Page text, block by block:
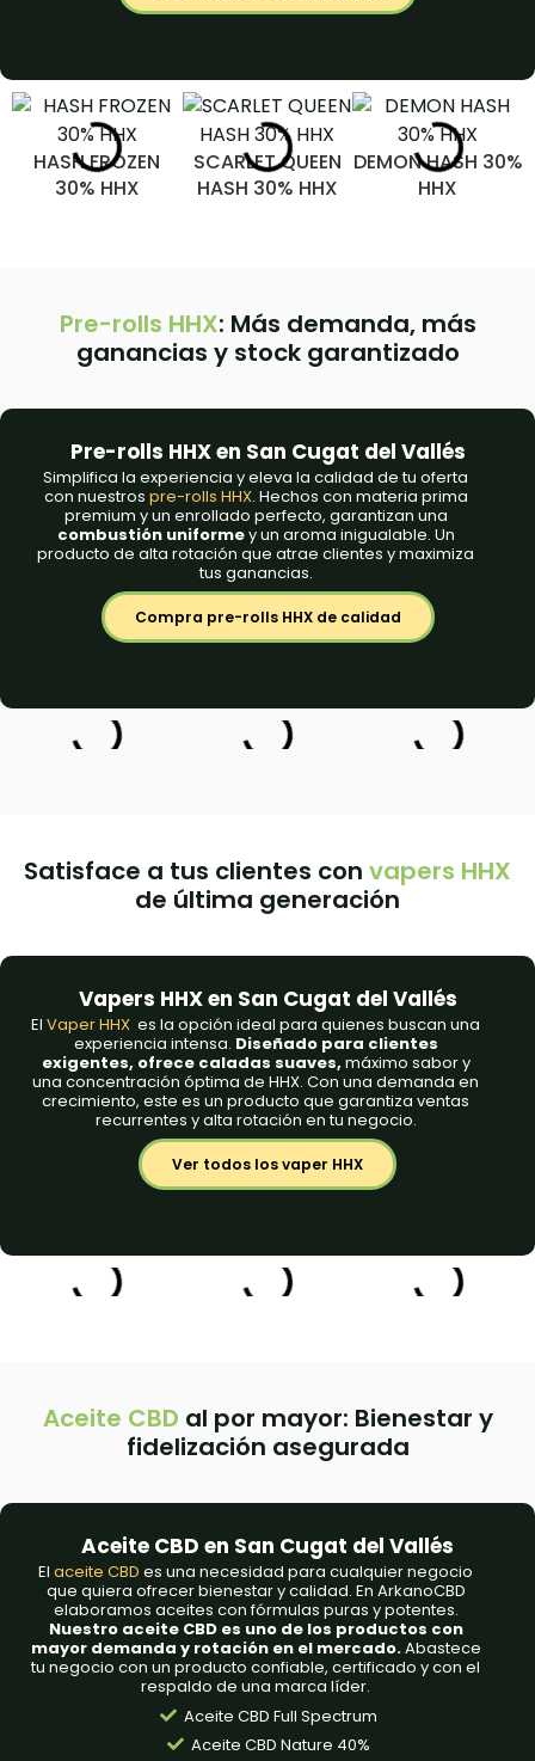
HASH FROZEN
30% HHX
SCARLET QUEEN
HASH 30% HHX
DEMON HASH 30%
HHX
Pre-rolls HHX: Más demanda, más
ganancias y stock garantizado
Pre-rolls HHX en San Cugat del Vallés
Simplifica la experiencia y eleva la calidad de tu oferta
con nuestros pre-rolls HHX. Hechos con materia prima
premium y un enrollado perfecto, garantizan una
combustión uniformey un aroma inigualable. Un
producto de alta rotación que atrae clientes y maximiza
tus ganancias.
Compra pre-rolls HHX de calidad
Satisface a tus clientes con vapers HHX
de última generación
Vapers HHX en San Cugat del Vallés
ElVaper HHX es la opción ideal para quienes buscan una
experiencia intensa. Diseñado para clientes
exigentes, ofrece caladas suaves, máximo sabor y
una concentración óptima de HHX. Con una demanda en
crecimiento, este es un producto que garantiza ventas
recurrentes y alta rotación en tu negocio.
Ver todos los vaper HHX
Aceite CBD al por mayor: Bienestar y
fidelización asegurada
Aceite CBD en San Cugat del Vallés
Elaceite CBD es una necesidad para cualquier negocio
que quiera ofrecer bienestar y calidad. En ArkanoCBD
elaboramos aceites con fórmulas puras y potentes.
Nuestro aceite CBD es uno de los productos con
mayor demanda y rotación en el mercado.Abastece
tu negocio con un producto confiable, certificado y con el
respaldo de una marca líder.
Aceite CBD Full Spectrum
Aceite CBD Nature 40%